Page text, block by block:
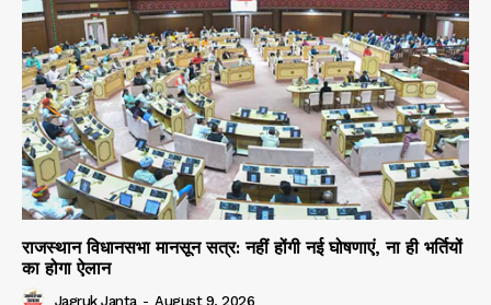
राजस्थान विधानसभा मानसून सत्र: नहीं होंगी नई घोषणाएं, ना ही भर्तियों
का होगा ऐलान
Jagruk Janta - August 9, 2026